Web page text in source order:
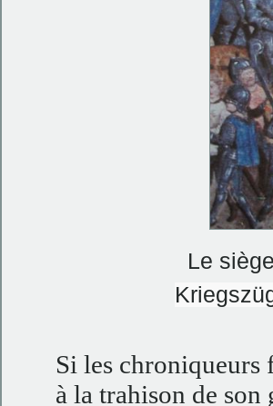
Le
Si les chroniqueurs
à la trahison de